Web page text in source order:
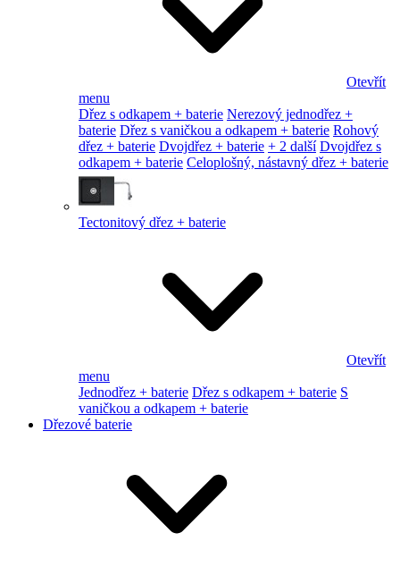
Otevřít
menu
Dřez s odkapem + baterie Nerezový jednodřez +
baterie Dřez s vaničkou a odkapem + baterie Rohový
dřez + baterie Dvojdřez + baterie + 2 další Dvojdřez s
odkapem + baterie Celoplošný, nástavný dřez + baterie
Tectonitový dřez + baterie
Otevřít
menu
Jednodřez + baterie Dřez s odkapem + baterie S
vaničkou a odkapem + baterie
Dřezové baterie